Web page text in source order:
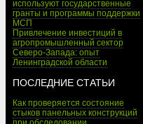
используют государственные
гранты и программы поддержки
МСП
Привлечение инвестиций в
агропромышленный сектор
Северо-Запада: опыт
Ленинградской области
ПОСЛЕДНИЕ СТАТЬИ
Как проверяется состояние
стыков панельных конструкций